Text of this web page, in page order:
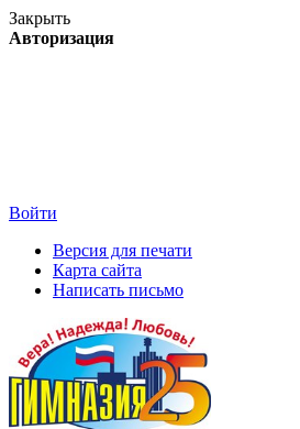
Закрыть
Авторизация
Войти
Версия для печати
Карта сайта
Написать письмо